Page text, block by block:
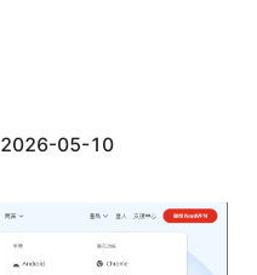
2026-05-10